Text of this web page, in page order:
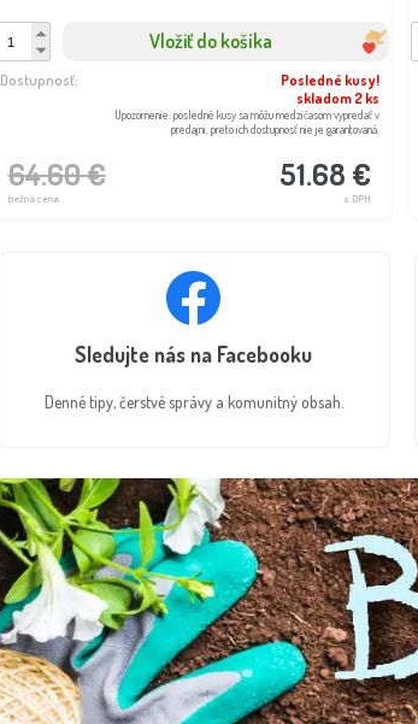
Vložiť do košíka
64.60 €
bežná cena
51.68 €
s DPH
Dostupnosť:
Posledné kusy!
skladom 2 ks
Upozornenie: posledné kusy sa môžu medzičasom vypredať v
predajni, preto ich dostupnosť nie je garantovaná.
Sledujte nás na Facebooku
Denné tipy, čerstvé správy a komunitný obsah.